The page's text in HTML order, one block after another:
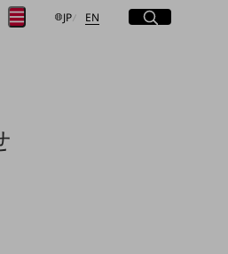
ー企業)
JP日本語
EN Englishサイト内検索
開く
メニュー
開く